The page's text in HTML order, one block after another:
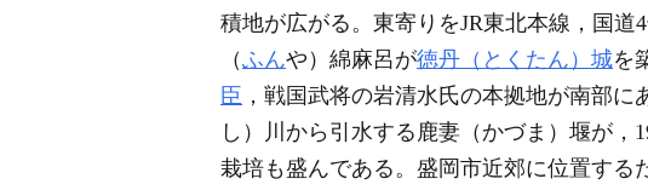
積地が広がる。東寄りをJR東北本線，国
（ふんや）綿麻呂が徳丹（とくたん）城を
臣 ，戦国武将の岩清水氏の本拠地が南部
し）川から引水する鹿妻（かづま）堰が，
栽培も盛んである。盛岡市近郊に位置す